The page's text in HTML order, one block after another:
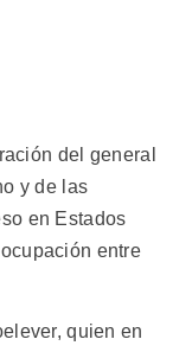
del general
y de las
en Estados
entre
quien en